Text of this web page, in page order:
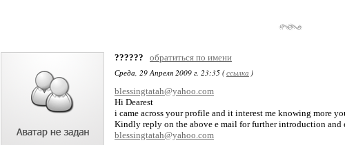
??????
обратиться по имени
Среда, 29 Апреля 2009 г. 23:35 (ссылка )
blessingtatah@yahoo.com
Hi Dearest
i came across your profile and it interest me knowing more
Kindly reply on the above e mail for further introduction and
blessingtatah@yahoo.com